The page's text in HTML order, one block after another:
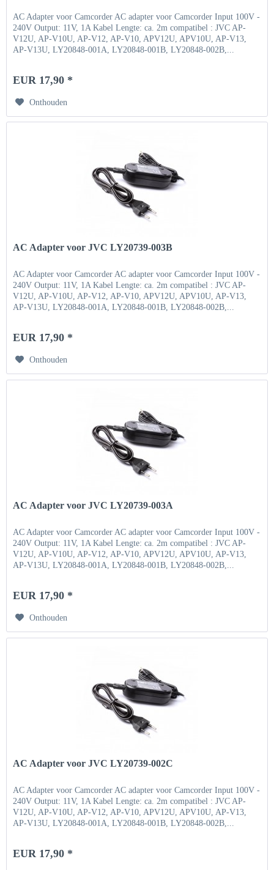
AC Adapter voor Camcorder AC adapter voor Camcorder Input 100V -
240V Output: 11V, 1A Kabel Lengte: ca. 2m compatibel : JVC AP-
V12U, AP-V10U, AP-V12, AP-V10, APV12U, APV10U, AP-V13,
AP-V13U, LY20848-001A, LY20848-001B, LY20848-002B,...
EUR 17,90 *
Onthouden
AC Adapter voor JVC LY20739-003B
AC Adapter voor Camcorder AC adapter voor Camcorder Input 100V -
240V Output: 11V, 1A Kabel Lengte: ca. 2m compatibel : JVC AP-
V12U, AP-V10U, AP-V12, AP-V10, APV12U, APV10U, AP-V13,
AP-V13U, LY20848-001A, LY20848-001B, LY20848-002B,...
EUR 17,90 *
Onthouden
AC Adapter voor JVC LY20739-003A
AC Adapter voor Camcorder AC adapter voor Camcorder Input 100V -
240V Output: 11V, 1A Kabel Lengte: ca. 2m compatibel : JVC AP-
V12U, AP-V10U, AP-V12, AP-V10, APV12U, APV10U, AP-V13,
AP-V13U, LY20848-001A, LY20848-001B, LY20848-002B,...
EUR 17,90 *
Onthouden
AC Adapter voor JVC LY20739-002C
AC Adapter voor Camcorder AC adapter voor Camcorder Input 100V -
240V Output: 11V, 1A Kabel Lengte: ca. 2m compatibel : JVC AP-
V12U, AP-V10U, AP-V12, AP-V10, APV12U, APV10U, AP-V13,
AP-V13U, LY20848-001A, LY20848-001B, LY20848-002B,...
EUR 17,90 *